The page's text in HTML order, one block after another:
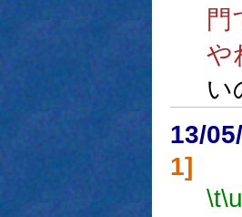
門
や
い
13/
1]
\t\u